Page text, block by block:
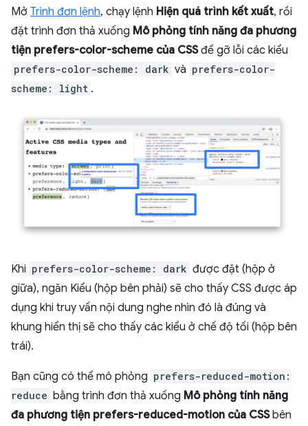
Mở Trình đơn lệnh, chạy lệnh Hiện quá trình kết xuất, rồi
đặt trình đơn thả xuống Mô phỏng tính năng đa phương
tiện prefers-color-scheme của CSSđể gỡ lỗi các kiểu
prefers-color-scheme: dark và prefers-color-
scheme: light .
Khi prefers-color-scheme: dark được đặt (hộp ở
giữa), ngăn Kiểu (hộp bên phải) sẽ cho thấy CSS được áp
dụng khi truy vấn nội dung nghe nhìn đó là đúng và
khung hiển thị sẽ cho thấy các kiểu ở chế độ tối (hộp bên
trái).
Bạn cũng có thể mô phỏng prefers-reduced-motion:
reduce bằng trình đơn thả xuống Mô phỏng tính năng
đa phương tiện prefers-reduced-motion của CSSbên